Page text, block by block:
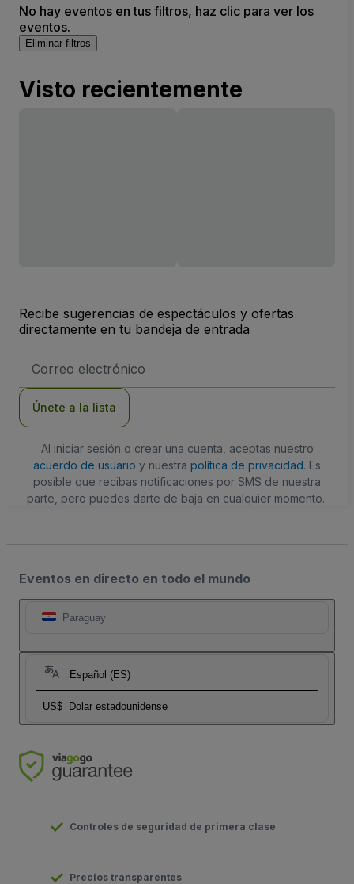
No hay eventos en tus filtros, haz clic para ver los
eventos.
Eliminar filtros
Visto recientemente
Recibe sugerencias de espectáculos y ofertas
directamente en tu bandeja de entrada
de
Únete a la lista
Al iniciar sesión o crear una cuenta, aceptas nuestro
acuerdo de usuario y nuestra política de privacidad. Es
posible que recibas notificaciones por SMS de nuestra
parte, pero puedes darte de baja en cualquier momento.
Eventos en directo en todo el mundo
Paraguay
Español (ES)
US$ Dolar estadounidense
Controles de seguridad de primera clase
Precios transparentes